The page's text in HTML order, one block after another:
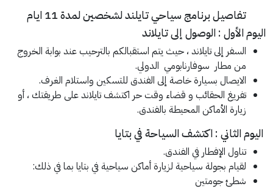
تفاصيل برنامج سياحي تايلند لشخصين لمدة 11 ايام
اليوم الأول : الوصول إلى تايلاند
السفر إلى تايلاند ، حيث يتم استقبالكم بالترحيب عند بوابة الخروج
من مطار سوفارنابومي الدولي.
الايصال بسيارة خاصة إلى الفندق للتسكين واستلام الغرف.
تفريغ الحقائب و قضاء وقت حر اكتشف تايلاند على طريقتك ، أو
زيارة الأماكن المحيطة بالفندق.
اليوم الثاني : اكتشف السياحة في بتايا
تناول الإفطار في الفندق.
لقيام بجولة سياحية لزيارة أماكن سياحية في بتايا بما في ذلك:
شطئ جومتين